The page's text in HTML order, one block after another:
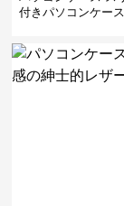
付きパソコンケース